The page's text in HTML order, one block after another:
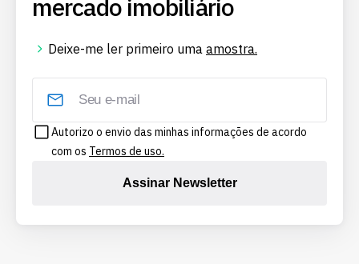
mercado imobiliário
Deixe-me ler primeiro uma amostra.
Autorizo o envio das minhas informações de acordo
com os Termos de uso.
Assinar Newsletter